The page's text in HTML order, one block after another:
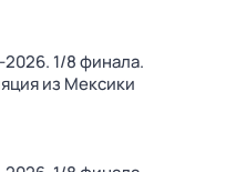
1/8 финала.
из Мексики